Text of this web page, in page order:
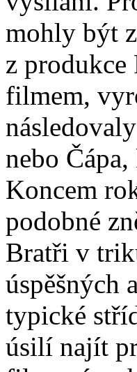
mohly být
z produkce
filmem,
nebo
Koncem
podobné
Bratři v
úspěšných
typické
úsilí najít